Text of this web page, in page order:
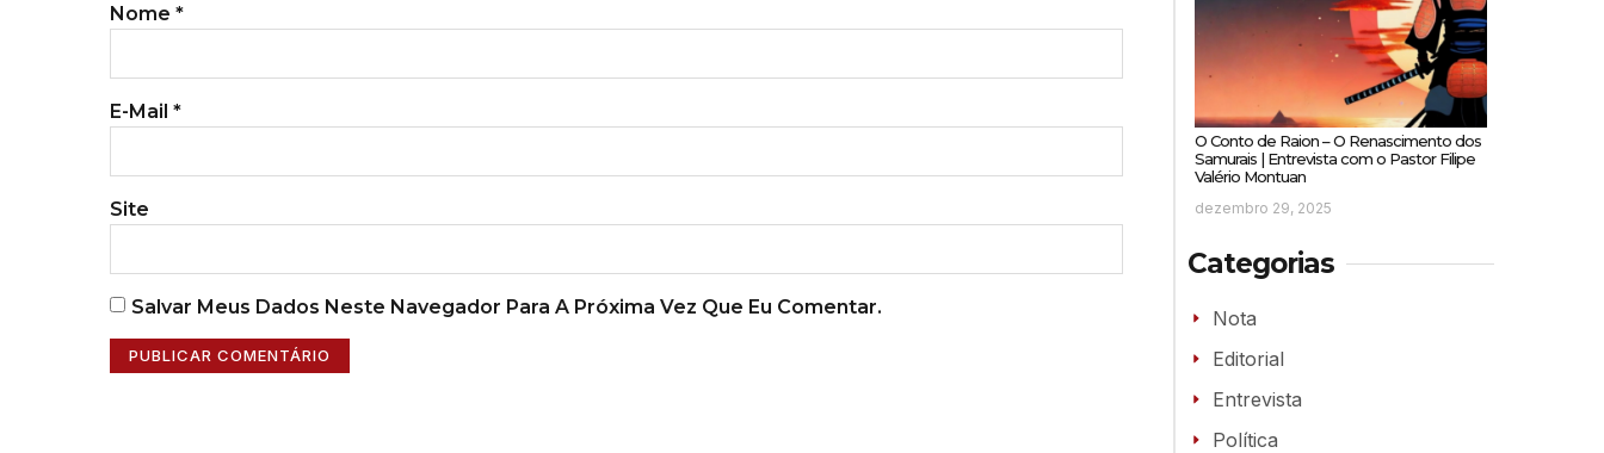
Nome *
E-Mail *
Site
Salvar Meus Dados Neste Navegador Para A Próxima Vez Que Eu Comentar.
O Conto de Raion – O Renascimento dos
Samurais | Entrevista com o Pastor Filipe
Valério Montuan
dezembro 29, 2025
Categorias
Nota
Editorial
Entrevista
Política